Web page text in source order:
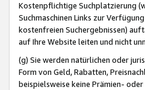
Kostenpflichtige Suchplatzierung
Suchmaschinen Links zur
kostenfreien Suchergebnissen)
auf Ihre Website leiten und nicht
(g) Sie werden natürlichen oder
Form von Geld, Rabatten,
beispielsweise keine Prämien-